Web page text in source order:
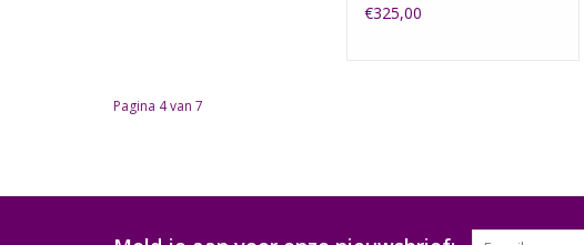
€325,00
Pagina 4 van 7